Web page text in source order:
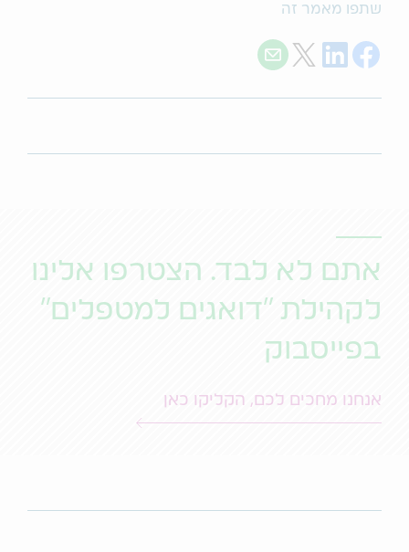
שתפו מאמר זה
Share on Facebook
Share on LinkedIn
Share on Twitter
Share with E-mail
אתם לא לבד. הצטרפו אלינו
לקהילת "דואגים למטפלים"
בפייסבוק
אנחנו מחכים לכם, הקליקו כאן